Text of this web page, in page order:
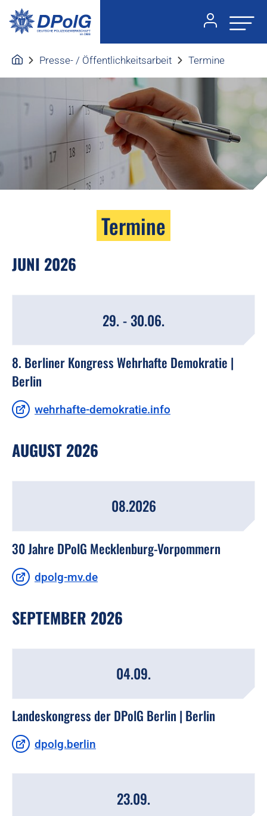
Presse- / Öffentlichkeitsarbeit Termine
Termine
JUNI 2026
29. - 30.06.
8. Berliner Kongress Wehrhafte Demokratie |
Berlin
wehrhafte-demokratie.info
AUGUST 2026
08.2026
30 Jahre DPolG Mecklenburg-Vorpommern
dpolg-mv.de
SEPTEMBER 2026
04.09.
Landeskongress der DPolG Berlin | Berlin
dpolg.berlin
23.09.